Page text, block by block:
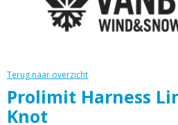
Terug naar overzicht
Prolimit Harness
Knot